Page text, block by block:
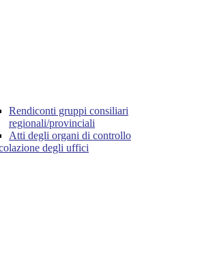
Rendiconti gruppi consiliari
regionali/provinciali
Atti degli organi di controllo
degli uffici